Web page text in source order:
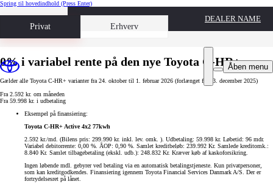
Spring til hovedindhold (Press Enter)
Privat Erhverv
Book prøvetur
DEALER NAME
Åben menu
0% i variabel rente på den nye Toyota C-HR+
Gælder alle Toyota C-HR+ varianter fra 24. oktober til 1. februar 2026 (forlænget fra 23. december 2025)
Fra 2.592 kr. om måneden
Fra 59.998 kr. i udbetaling
Eksempel på finansiering:
Toyota C-HR+ Active 4x2 77kwh
2.592 kr./md. (Bilens pris: 299.990 kr. inkl. lev. omk. ). Udbetaling: 59.998 kr. Løbetid: 96 mdr.
Variabel debitorrente: 0,00 %. ÅOP: 0,90 %. Samlet kreditbeløb: 239.992 Kr. Samlede kreditomk.:
8.840 Kr. Samlet tilbagebetaling (ekskl. udb.): 248.832 Kr. Kræver køb af kaskoforsikring.
Ingen løbende mdl. gebyrer ved betaling via en automatisk betalingstjeneste. Kun privatpersoner,
som kan kreditgodkendes. Finansiering igennem Toyota Financial Services Danmark A/S. Der er
fortrydelsesret på lånet.